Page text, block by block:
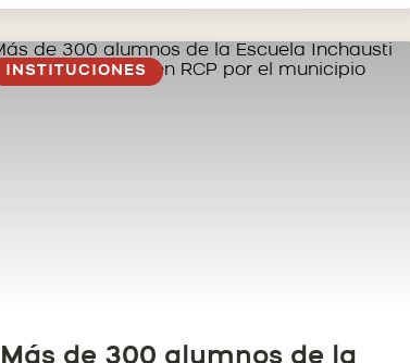
INSTITUCIONES
Más de 300 alumnos de la